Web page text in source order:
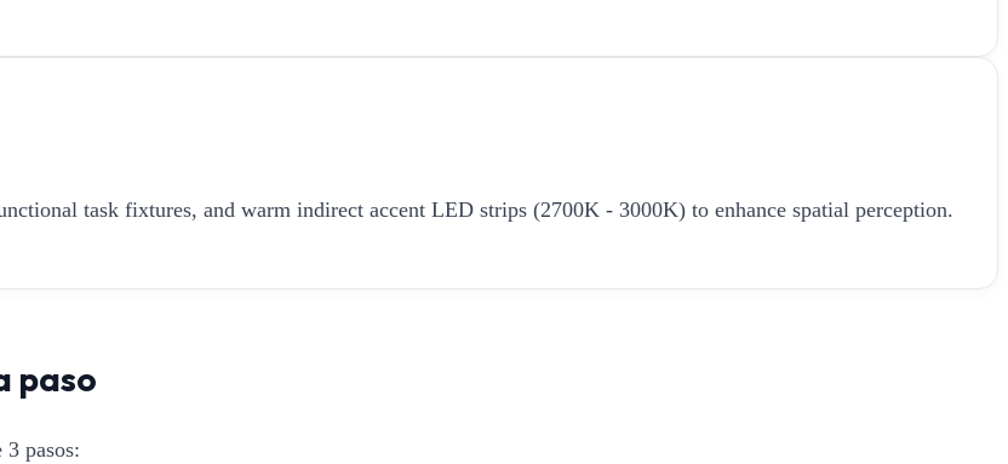
task fixtures, and warm indirect accent LED strips (2700K - 3000K) to enhance spatial perception.
paso
pasos: